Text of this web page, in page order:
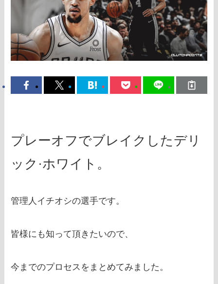
プレーオフでブレイクしたデリ
ック ·ホワイト。
管理人イチオシの選手です。
皆様にも知って頂きたいので、
今までのプロセスをまとめてみました。